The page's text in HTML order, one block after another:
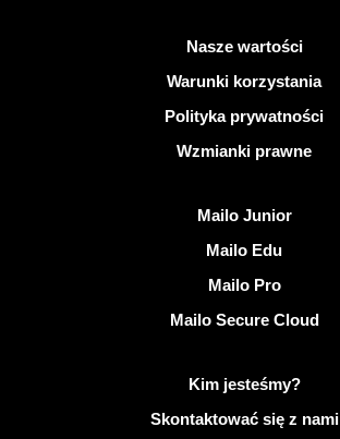
Nasze wartości
Warunki korzystania
Polityka prywatności
Wzmianki prawne
Mailo Junior
Mailo Edu
Mailo Pro
Mailo Secure Cloud
Więcej informacji na temat Mailo
Kim jesteśmy?
Skontaktować się z nami